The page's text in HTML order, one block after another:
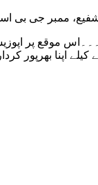
شفیع، ممبر جی
موقع پر
کیلے اپنا